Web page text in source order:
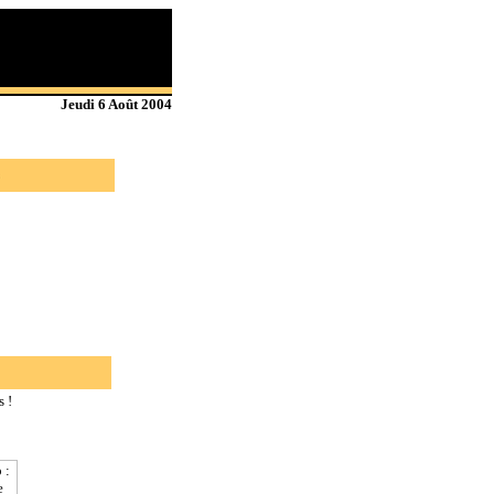
Jeudi 6 Août 2004
!